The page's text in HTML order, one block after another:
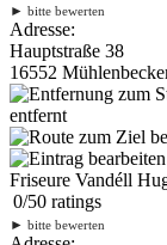
► bitte bewerten
Adresse:
Hauptstraße 38
16552
entfernt
Friseure Vandéll
0/50 ratings
► bitte bewerten